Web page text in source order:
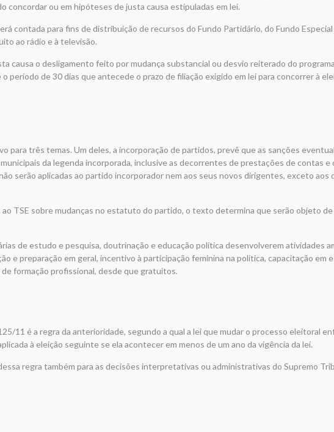
concordar ou em hipóteses de justa causa estipuladas em lei.
contada para fins de distribuição de recursos do Fundo Partidário, do Fundo
ao rádio e à televisão.
causa o desligamento feito por mudança substancial ou desvio reiterado do
período de 30 dias que antecede o prazo de filiação exigido em lei para concorrer à
para três temas. Um deles, a incorporação de partidos, prevê que as sanções
da legenda incorporada, inclusive as decorrentes de prestações de contas e
serão aplicadas ao partido incorporador nem aos seus novos dirigentes, exceto aos
TSE sobre mudanças no estatuto do partido, o texto determina que serão objeto de
de estudo e pesquisa, doutrinação e educação política desenvolverem atividades
e preparação em geral, incentivo à participação feminina na política, capacitação em
formação profissional, desde que gratuitos.
11 é a regra da anterioridade, segundo a qual a lei que mudar o processo eleitoral
à eleição seguinte se ela acontecer em menos de um ano da vigência da lei.
regra também para as decisões interpretativas ou administrativas do Supremo